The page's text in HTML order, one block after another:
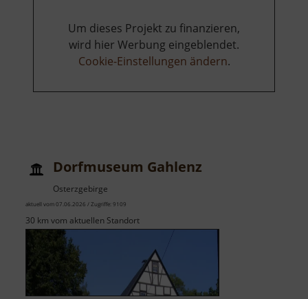
Um dieses Projekt zu finanzieren,
wird hier Werbung eingeblendet.
Cookie-Einstellungen ändern.
Dorfmuseum Gahlenz
Osterzgebirge
aktuell vom 07.06.2026 / Zugriffe: 9109
30 km vom aktuellen Standort